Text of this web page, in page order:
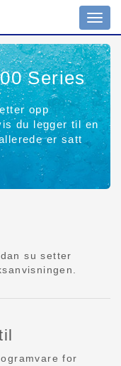
Series
opp
du legger til en
er satt
su setter
for